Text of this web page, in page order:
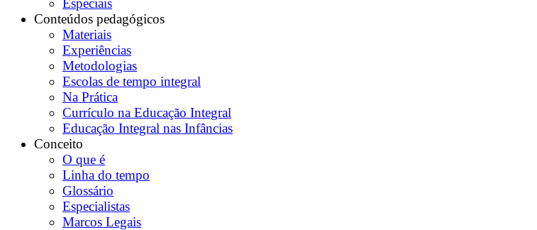
Conteúdos pedagógicos
Materiais
Experiências
Metodologias
Escolas de tempo integral
Na Prática
Currículo na Educação Integral
Educação Integral nas Infâncias
Conceito
O que é
Linha do tempo
Glossário
Especialistas
Marcos Legais